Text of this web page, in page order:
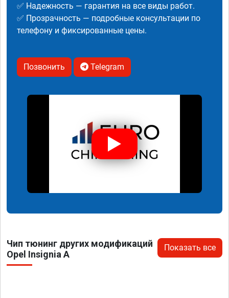
✅ Надежность — гарантия на все виды работ.
✅ Прозрачность — подробные консультации по
телефону и фиксированные цены.
Позвонить Telegram
Чип тюнинг других модификаций
Opel Insignia A
Показать все